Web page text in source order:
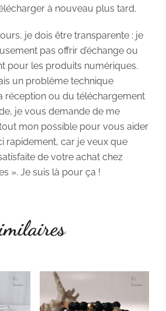
à nouveau plus tard.
je dois être transparente : je
pas offrir d’échange ou
pour les produits numériques.
un problème technique
réception ou du téléchargement
je vous demande de me
mon possible pour vous aider
rapidement, car je veux que
de votre achat chez
». Je suis là pour ça !